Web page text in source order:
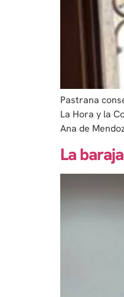
Pastrana
La Hora y la
Ana de
La